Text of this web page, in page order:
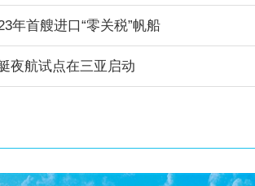
年首艘进口“零关税”帆船
夜航试点在三亚启动